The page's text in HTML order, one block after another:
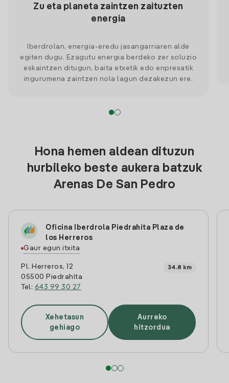
Zu eta planeta zaintzen zaituzten
energia
Iberdrolan, energia-eredu jasangarriaren alde
egiten dugu. Ezagutu energia berdeko zer soluzio
eskaintzen ditugun, baita etxetik edo enpresatik
ingurumena zaintzen nola lagun dezakezun ere.
Hona hemen aldean dituzun
hurbileko beste aukera batzuk
Arenas De San Pedro
Oficina Iberdrola Piedrahíta Plaza de
los Herreros
Gaur egun itxita
Pl. Herreros, 12
05500 Piedrahíta
Tel: 643 99 30 27
34.8 km
Xehetasun
gehiago
Aurreko
hitzordua